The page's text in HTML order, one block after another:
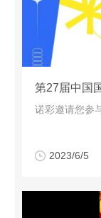
第27届中国
诺彩邀请您参
2023/6/5